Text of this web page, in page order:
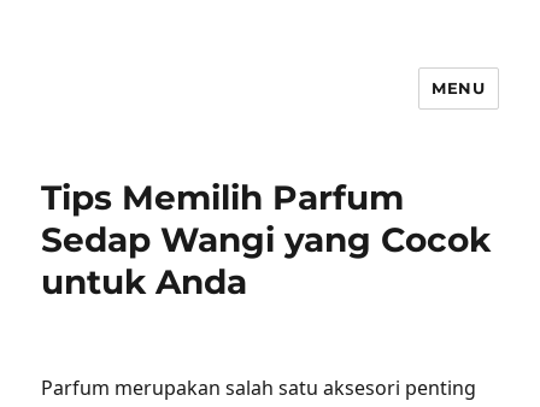
MENU
Tips Memilih Parfum
Sedap Wangi yang Cocok
untuk Anda
Parfum merupakan salah satu aksesori penting